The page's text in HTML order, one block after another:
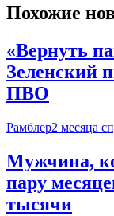
Похожие
«Вернуть
Зеленский
ПВО
Рамблер2 месяца
Мужчина,
пару
тысячи